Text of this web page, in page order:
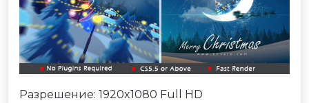
Разрешение: 1920x1080 Full HD